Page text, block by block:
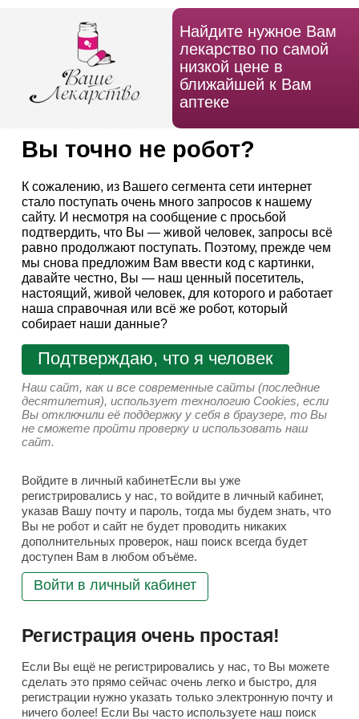
Найдите нужное Вам
лекарство по самой
низкой цене в
ближайшей к Вам
аптеке
Вы точно не робот?
К сожалению, из Вашего сегмента сети интернет
стало поступать очень много запросов к нашему
сайту. И несмотря на сообщение с просьбой
подтвердить, что Вы — живой человек, запросы всё
равно продолжают поступать. Поэтому, прежде чем
мы снова предложим Вам ввести код с картинки,
давайте честно, Вы — наш ценный посетитель,
настоящий, живой человек, для которого и работает
наша справочная или всё же робот, который
собирает наши данные?
Подтверждаю, что я человек
Наш сайт, как и все современные сайты (последние
десятилетия), использует технологию Cookies, если
Вы отключили её поддержку у себя в браузере, то Вы
не сможете пройти проверку и использовать наш
сайт.
Войдите в личный кабинетЕсли вы уже
регистрировались у нас, то войдите в личный кабинет,
указав Вашу почту и пароль, тогда мы будем знать, что
Вы не робот и сайт не будет проводить никаких
дополнительных проверок, наш поиск всегда будет
доступен Вам в любом объёме.
Войти в личный кабинет
Регистрация очень простая!
Если Вы ещё не регистрировались у нас, то Вы можете
сделать это прямо сейчас очень легко и быстро, для
регистрации нужно указать только электронную почту и
ничего более! Если Вы часто используете наш поиск